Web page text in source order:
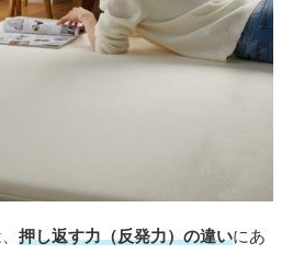
押し返す力（反発力）の違いにあ